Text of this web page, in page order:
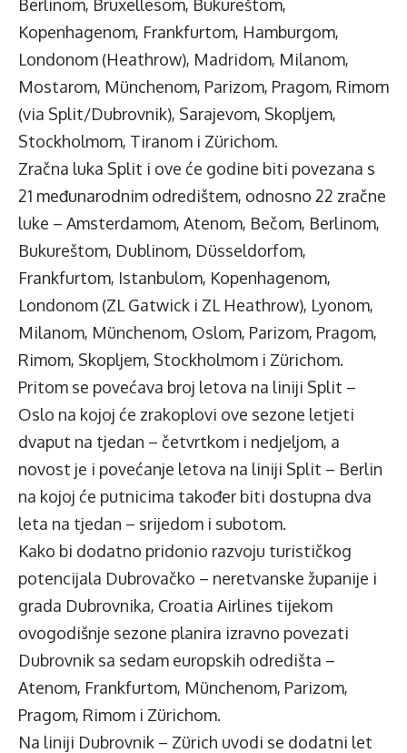
Berlinom, Bruxellesom, Bukureštom,
Kopenhagenom, Frankfurtom, Hamburgom,
Londonom (Heathrow), Madridom, Milanom,
Mostarom, Münchenom, Parizom, Pragom, Rimom
(via Split/Dubrovnik), Sarajevom, Skopljem,
Stockholmom, Tiranom i Zürichom.
Zračna luka Split i ove će godine biti povezana s
21 međunarodnim odredištem, odnosno 22 zračne
luke – Amsterdamom, Atenom, Bečom, Berlinom,
Bukureštom, Dublinom, Düsseldorfom,
Frankfurtom, Istanbulom, Kopenhagenom,
Londonom (ZL Gatwick i ZL Heathrow), Lyonom,
Milanom, Münchenom, Oslom, Parizom, Pragom,
Rimom, Skopljem, Stockholmom i Zürichom.
Pritom se povećava broj letova na liniji Split –
Oslo na kojoj će zrakoplovi ove sezone letjeti
dvaput na tjedan – četvrtkom i nedjeljom, a
novost je i povećanje letova na liniji Split – Berlin
na kojoj će putnicima također biti dostupna dva
leta na tjedan – srijedom i subotom.
Kako bi dodatno pridonio razvoju turističkog
potencijala Dubrovačko – neretvanske županije i
grada Dubrovnika, Croatia Airlines tijekom
ovogodišnje sezone planira izravno povezati
Dubrovnik sa sedam europskih odredišta –
Atenom, Frankfurtom, Münchenom, Parizom,
Pragom, Rimom i Zürichom.
Na liniji Dubrovnik – Zürich uvodi se dodatni let